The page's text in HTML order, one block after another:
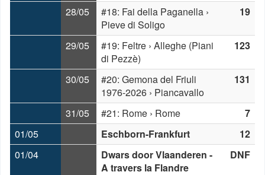
28/05
#18: Fai della Paganella ›
Pieve di Soligo
19
29/05
#19: Feltre › Alleghe (Piani
di Pezzè)
123
30/05
#20: Gemona del Friuli
1976-2026 › Piancavallo
131
31/05 #21: Rome › Rome
7
01/05
Eschborn-Frankfurt
12
01/04
Dwars door Vlaanderen -
A travers la Flandre
DNF